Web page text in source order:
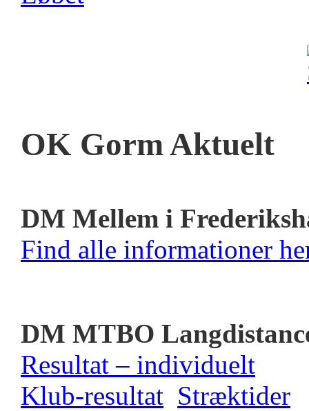
OK Gorm Aktuelt
DM Mellem i
Find alle informationer
DM MTBO
Resultat – individuelt
Klub-resultat Stræktider